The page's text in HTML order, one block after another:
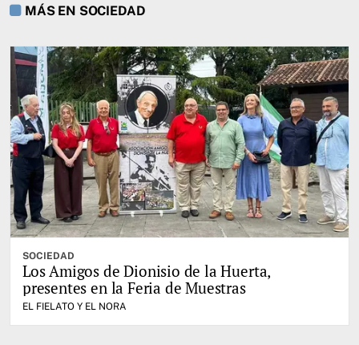
MÁS EN SOCIEDAD
SOCIEDAD
Los Amigos de Dionisio de la Huerta,
presentes en la Feria de Muestras
EL FIELATO Y EL NORA